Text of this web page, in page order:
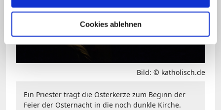
Cookies ablehnen
Bild: © katholisch.de
Ein Priester trägt die Osterkerze zum Beginn der
Feier der Osternacht in die noch dunkle Kirche.